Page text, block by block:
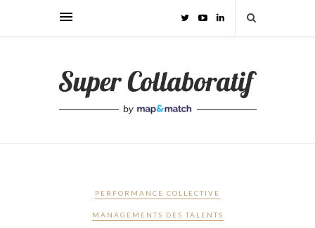
PERFORMANCE COLLECTIVE
MANAGEMENTS DES TALENTS